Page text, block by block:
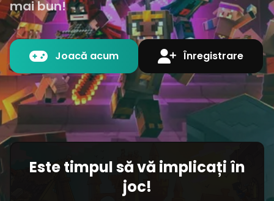
mai bun!
Joacă acum Înregistrare
Este timpul să vă implicați în
joc!